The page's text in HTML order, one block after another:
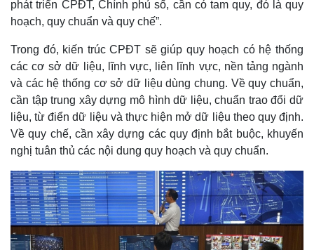
phát triển CPĐT, Chính phủ số, cần có tam quy, đó là quy
hoạch, quy chuẩn và quy chế”.
Trong đó, kiến trúc CPĐT sẽ giúp quy hoạch có hệ thống
các cơ sở dữ liệu, lĩnh vực, liên lĩnh vực, nền tảng ngành
và các hệ thống cơ sở dữ liệu dùng chung. Về quy chuẩn,
cần tập trung xây dựng mô hình dữ liệu, chuẩn trao đổi dữ
liệu, từ điển dữ liệu và thực hiện mở dữ liệu theo quy định.
Về quy chế, cần xây dựng các quy định bắt buộc, khuyến
nghị tuân thủ các nội dung quy hoạch và quy chuẩn.